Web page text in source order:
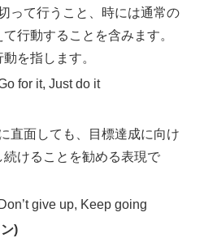
って行うこと、時には通常の
行動することを含みます。
を指します。
for it, Just do it
直面しても、目標達成に向け
続けることを勧める表現で
give up, Keep going
)